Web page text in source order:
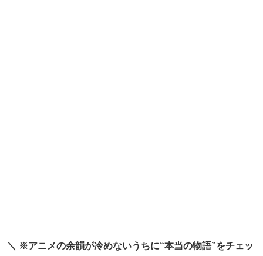
＼ ※アニメの余韻が冷めないうちに“本当の物語”をチェッ